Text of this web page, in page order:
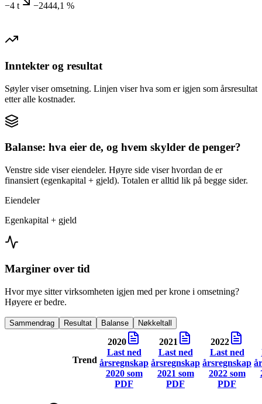
−4 t
−2444,1 %
Inntekter og resultat
Søyler viser omsetning. Linjen viser hva som er igjen som årsresultat
etter alle kostnader.
Balanse: hva eier de, og hvem skylder de penger?
Venstre side viser eiendeler. Høyre side viser hvordan de er
finansiert (egenkapital + gjeld). Totalen er alltid lik på begge sider.
Eiendeler
Egenkapital + gjeld
Marginer over tid
Hvor mye sitter virksomheten igjen med per krone i omsetning?
Høyere er bedre.
Sammendrag Resultat Balanse Nøkkeltall
Trend
2020
Last ned
årsregnskap
2020som
PDF
2021
Last ned
årsregnskap
2021 som
PDF
2022
Last ned
årsregnskap
2022som
PDF